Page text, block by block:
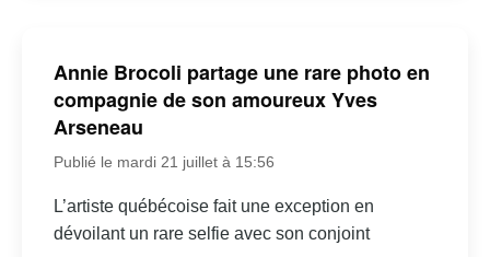
Annie Brocoli partage une rare photo en
compagnie de son amoureux Yves
Arseneau
Publié le mardi 21 juillet à 15:56
L’artiste québécoise fait une exception en
dévoilant un rare selfie avec son conjoint